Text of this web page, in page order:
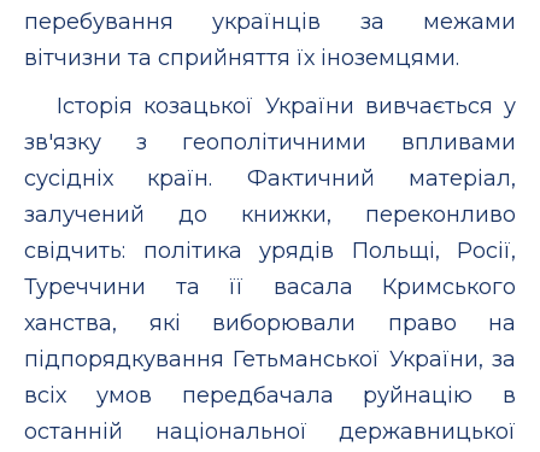
перебування українців за межами
вітчизни та сприйняття їх іноземцями.
Історія козацької України вивчається у
зв'язку з геополітичними впливами
cусідніх країн. Фактичний матеріал,
залучений до книжки, переконливо
свідчить: політика урядів Польщі, Росії,
Туреччини та її васала Кримського
ханства, які виборювали право на
підпорядкування Гетьманської України, за
всіх умов передбачала руйнацію в
останній національної державницької